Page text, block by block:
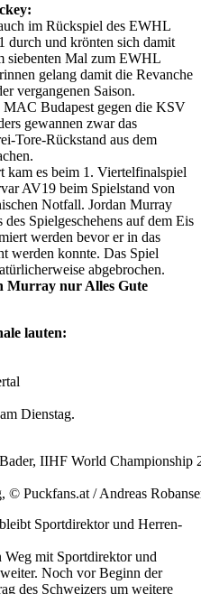
im Rückspiel des EWHL
durch und krönten sich damit
siebenten Mal zum EWHL
gelang damit die Revanche
vergangenen Saison.
MAC Budapest gegen die KSV
gewannen zwar das
Tore-Rückstand aus dem
kam es beim 1. Viertelfinalspiel
AV19 beim Spielstand von
Notfall. Jordan Murray
Spielgeschehens auf dem Eis
werden bevor er in das
werden konnte. Das Spiel
abgebrochen.
Murray nur Alles Gute
lauten:
Dienstag.
IIHF World Championship
© Puckfans.at / Andreas
Sportdirektor und Herren-
mit Sportdirektor und
Noch vor Beginn der
des Schweizers um weitere